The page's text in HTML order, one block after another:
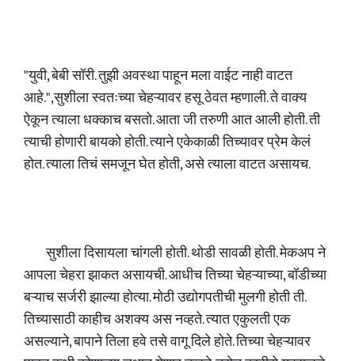
"युवी, बेबी सॉरी. तुझी अवस्था पाहून मला वाईट नाही वाटत
आहे.",सुशीला स्वतःच्या चेहऱ्यावर हसू ठेवत म्हणाली. ते वाक्य
ऐकून त्याला धक्काच बसतो. आता जी तरुणी आत आली होती. ती
त्याची होणारी बायको होती. त्याने एकेकाळी तिच्यावर प्रेम केलं
होत. त्याला तिचं समजून घेत होती, असे त्याला वाटत असायच.
सुशीला दिसायला चांगली होती. थोडी सावळी होती. मेकअप ने
आपला चेहरा झाकत असायची. आधीच तिच्या चेहऱ्याच्या, बॉडीच्या
बऱ्याच सर्जरी झाल्या होत्या. मोठी उद्योगपतीची मुलगी होती ती.
तिच्यासाठी काहीच अशक्य अस नव्हते. त्यात एकुलती एक
असल्याने, बापाने तिला हवे तसे वागू दिले होते. तिच्या चेहऱ्यावर